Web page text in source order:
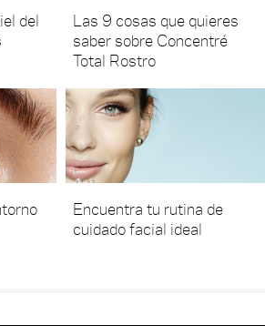
del
Las 9 cosas que quieres
saber sobre Concentré
Total Rostro
Encuentra tu rutina de
cuidado facial ideal